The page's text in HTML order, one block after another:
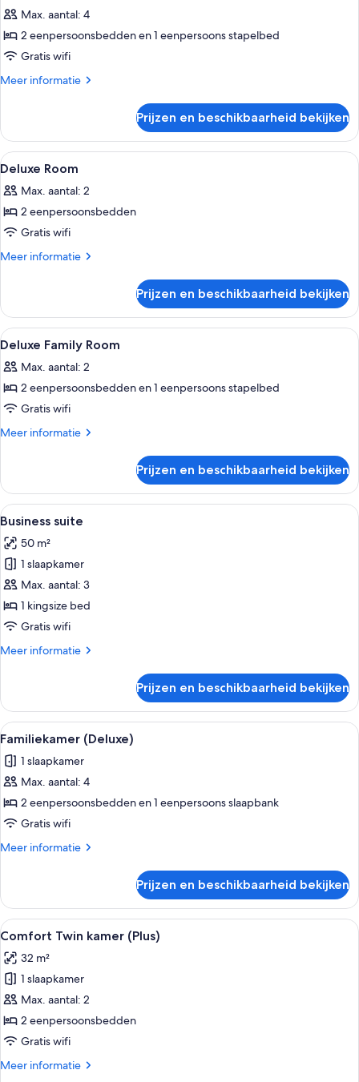
(Deluxe)
laden
Max. aantal: 4
2 eenpersoonsbedden en 1 eenpersoons stapelbed
Gratis wifi
Meer informatie
Meer
(Deluxe)
Prijzen en beschikbaarheid bekijken
Alle
foto's
voor
Deluxe
Room
laden
Luxe beddengoed, donzen
5
Deluxe Room
Max. aantal: 2
2 eenpersoonsbedden
Gratis wifi
Meer informatie
Meer
Room
Prijzen en beschikbaarheid bekijken
Alle
foto's
voor
Deluxe
Family
Room
Een hotelkamer met een bed, een
5
Deluxe Family Room
Max. aantal: 2
2 eenpersoonsbedden en 1 eenpersoons stapelbed
Gratis wifi
Meer informatie
Meer
Family
Room
Prijzen en beschikbaarheid bekijken
Alle
foto's
voor
Business
suite
laden
Een moderne hotelkamer met een
6
Business suite
50 m²
1 slaapkamer
Max. aantal: 3
1 kingsize bed
Gratis wifi
Meer informatie
Meer
suite
Prijzen en beschikbaarheid bekijken
Alle
foto's
voor
Familiekamer
(Deluxe)
laden
Een moderne hotelkamer met een
4
Familiekamer (Deluxe)
1 slaapkamer
Max. aantal: 4
2 eenpersoonsbedden en 1 eenpersoons slaapbank
Gratis wifi
Meer informatie
Meer
(Deluxe)
Prijzen en beschikbaarheid bekijken
Alle
foto's
voor
Comfort
Twin
kamer
(Plus)
Een moderne hotelkamer met een
4
Comfort Twin kamer (Plus)
32 m²
1 slaapkamer
Max. aantal: 2
2 eenpersoonsbedden
Gratis wifi
Meer informatie
Meer